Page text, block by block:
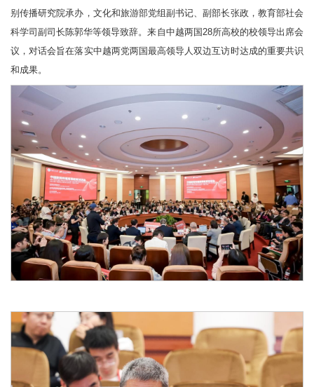
别传播研究院承办，文化和旅游部党组副书记、副部长张政，教育部社会
科学司副司长陈郭华等领导致辞。来自中越两国28所高校的校领导出席会
议，对话会旨在落实中越两党两国最高领导人双边互访时达成的重要共识
和成果。